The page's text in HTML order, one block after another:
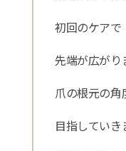
初回のケアで
先端が広がり
爪の根元の角
目指していき